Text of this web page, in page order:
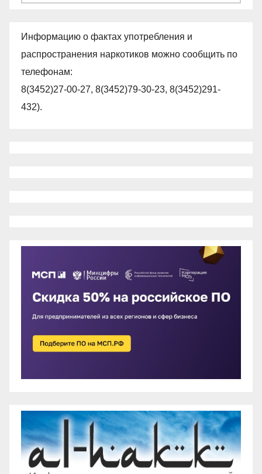
Информацию о фактах употребления и
распространения наркотиков можно сообщить по
телефонам:
8(3452)27-00-27, 8(3452)79-30-23, 8(3452)291-
432).